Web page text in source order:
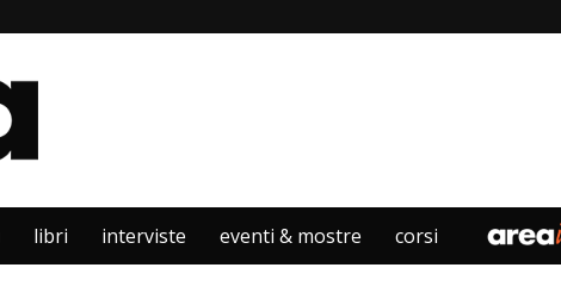
libri interviste eventi & mostre corsi